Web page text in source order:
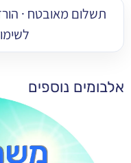
מאובטח · הורדה
לשימוש מקצועי
נוספים